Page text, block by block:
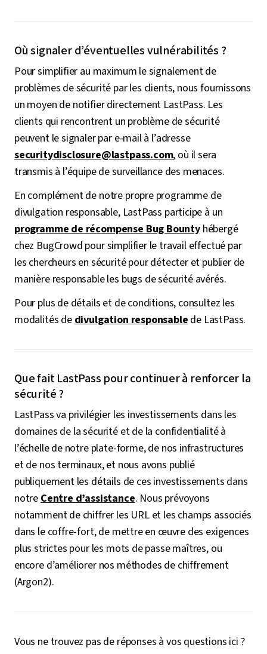
Où signaler d’éventuelles vulnérabilités ?
Pour simplifier au maximum le signalement de
problèmes de sécurité par les clients, nous fournissons
un moyen de notifier directement LastPass. Les
clients qui rencontrent un problème de sécurité
peuvent le signaler par e-mail à l’adresse
securitydisclosure@lastpass.com, où il sera
transmis à l’équipe de surveillance des menaces.
En complément de notre propre programme de
divulgation responsable, LastPass participe à un
programme de récompense Bug Bountyhébergé
chez BugCrowd pour simplifier le travail effectué par
les chercheurs en sécurité pour détecter et publier de
manière responsable les bugs de sécurité avérés.
Pour plus de détails et de conditions, consultez les
modalités de divulgation responsable de LastPass.
Que fait LastPass pour continuer à renforcer la
sécurité ?
LastPass va privilégier les investissements dans les
domaines de la sécurité et de la confidentialité à
l’échelle de notre plate-forme, de nos infrastructures
et de nos terminaux, et nous avons publié
publiquement les détails de ces investissements dans
notreCentre d’assistance. Nous prévoyons
notamment de chiffrer les URL et les champs associés
dans le coffre-fort, de mettre en œuvre des exigences
plus strictes pour les mots de passe maîtres, ou
encore d’améliorer nos méthodes de chiffrement
(Argon2).
Vous ne trouvez pas de réponses à vos questions ici ?